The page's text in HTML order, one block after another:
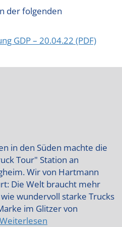
der folgenden
GDP – 20.04.22 (PDF)
in den Süden machte die
Tour" Station an
Wir von Hartmann
Die Welt braucht mehr
wie wundervoll starke Trucks
im Glitzer von
Weiterlesen